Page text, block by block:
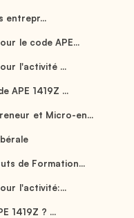
entrepr...
le code APE...
l'activité ...
APE 1419Z ...
et Micro-en...
de Formation...
l'activité:...
1419Z ? ...